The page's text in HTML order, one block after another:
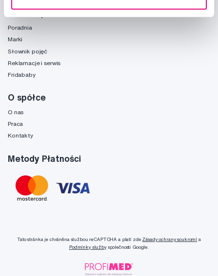
Warto spróbować
Poradnia
Marki
Słownik pojęć
Reklamacje i serwis
Fridababy
O spółce
O nas
Praca
Kontakty
Metody Płatności
Tato stránka je chráněna službou reCAPTCHA a platí zde Zásady ochrany soukromí a
Podmínky službyspolečnosti Google.